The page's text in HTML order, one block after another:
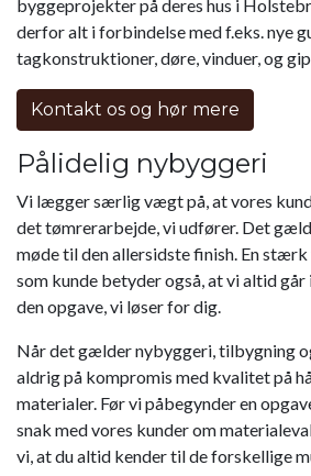
byggeprojekter på deres hus i
derfor alt i forbindelse med f.eks. nye
tagkonstruktioner, døre, vinduer, og
Kontakt os og hør mere
Pålidelig nybyggeri
Vi lægger særlig vægt på, at vores
det tømrerarbejde, vi udfører. Det
møde til den allersidste finish. En
som kunde betyder også, at vi altid
den opgave, vi løser for dig.
Når det gælder nybyggeri, tilbygning
aldrig på kompromis med kvalitet på
materialer. Før vi påbegynder en
snak med vores kunder om
vi, at du altid kender til de forskellige